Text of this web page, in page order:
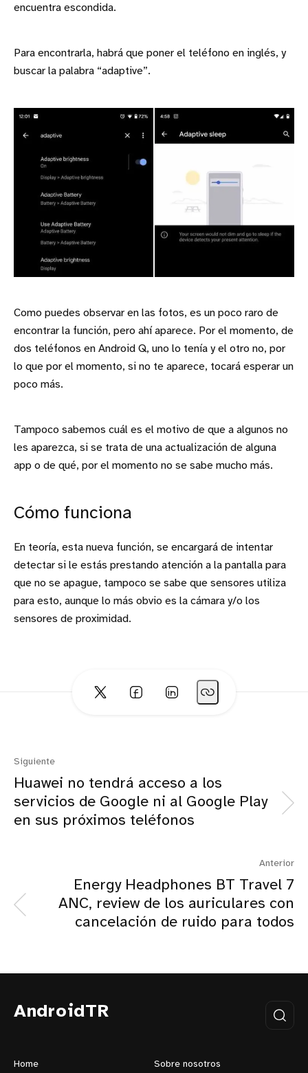
encuentra escondida.
Para encontrarla, habrá que poner el teléfono en inglés, y
buscar la palabra “adaptive”.
Como puedes observar en las fotos, es un poco raro de
encontrar la función, pero ahí aparece. Por el momento, de
dos teléfonos en Android Q, uno lo tenía y el otro no, por
lo que por el momento, si no te aparece, tocará esperar un
poco más.
Tampoco sabemos cuál es el motivo de que a algunos no
les aparezca, si se trata de una actualización de alguna
app o de qué, por el momento no se sabe mucho más.
Cómo funciona
En teoría, esta nueva función, se encargará de intentar
detectar si le estás prestando atención a la pantalla para
que no se apague, tampoco se sabe que sensores utiliza
para esto, aunque lo más obvio es la cámara y/o los
sensores de proximidad.
Siguiente
Huawei no tendrá acceso a los
servicios de Google ni al Google Play
en sus próximos teléfonos
Anterior
Energy Headphones BT Travel 7
ANC, review de los auriculares con
cancelación de ruido para todos
AndroidTR
Home Sobre nosotros